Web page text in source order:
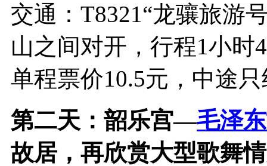
交通：T8321“龙骧旅游
山之间对开，行程1小时
单程票价10.5元，中途
第二天：韶乐宫—毛泽
故居，再欣赏大型歌舞